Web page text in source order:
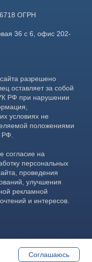
Соглашаюсь